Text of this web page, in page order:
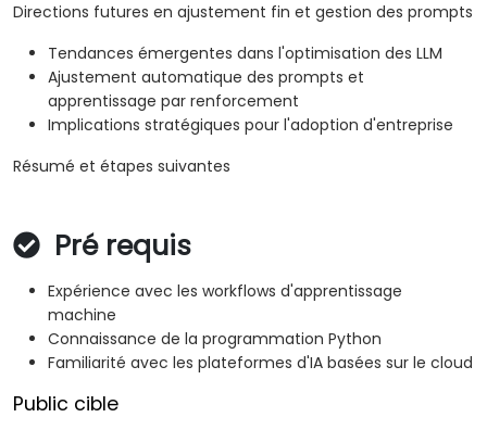
Directions futures en ajustement fin et gestion des prompts
Tendances émergentes dans l'optimisation des LLM
Ajustement automatique des prompts et
apprentissage par renforcement
Implications stratégiques pour l'adoption d'entreprise
Résumé et étapes suivantes
Pré requis
Expérience avec les workflows d'apprentissage
machine
Connaissance de la programmation Python
Familiarité avec les plateformes d'IA basées sur le cloud
Public cible